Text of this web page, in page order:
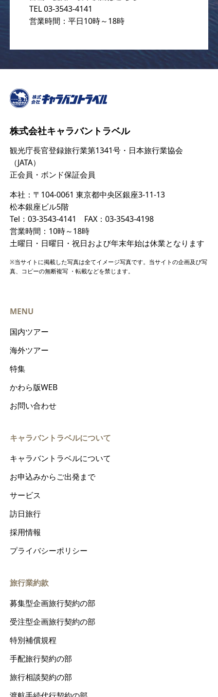
TEL 03-3543-4141
営業時間：平日10時～18時
株式会社キャラバントラベル
観光庁長官登録旅行業第1341号・日本旅行業協会
（JATA）
正会員・ボンド保証会員
本社：〒104-0061 東京都中央区銀座3-11-13
松本銀座ビル5階
Tel：03-3543-4141 FAX：03-3543-4198
営業時間：10時～18時
土曜日・日曜日・祝日および年末年始は休業となります
※当サイトに掲載した写真は全てイメージ写真です。当サイトの企画及び写
真、コピーの無断複写 ・転載などを禁じます。
MENU
国内ツアー
海外ツアー
特集
かわら版WEB
お問い合わせ
キャラバントラベルについて
キャラバントラベルについて
お申込みからご出発まで
サービス
訪日旅行
採用情報
プライバシーポリシー
旅行業約款
募集型企画旅行契約の部
受注型企画旅行契約の部
特別補償規程
手配旅行契約の部
旅行相談契約の部